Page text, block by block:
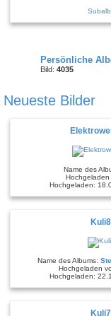
Persönliche
Bild: 4035
Neueste Bilder
Name des
Hochgeladen
Hochgeladen:
Name des Albums:
Hochgeladen
Hochgeladen: